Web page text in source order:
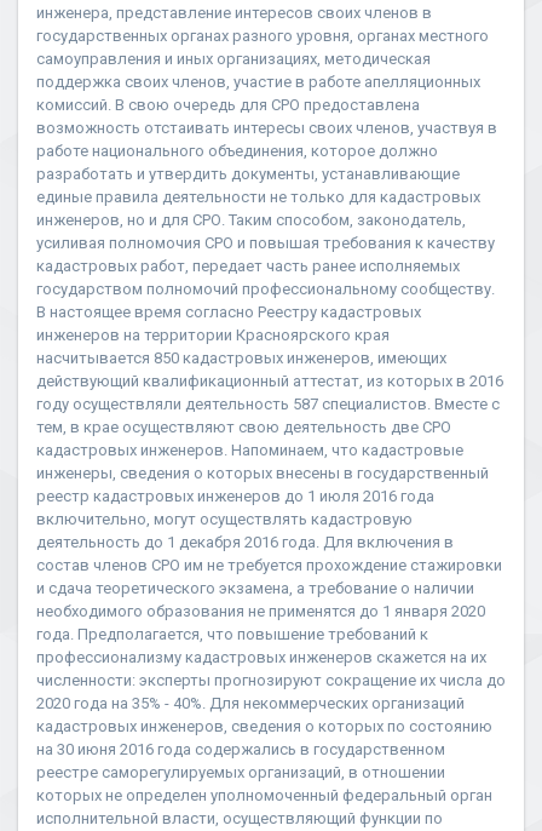
инженера, представление интересов своих членов в
государственных органах разного уровня, органах местного
самоуправления и иных организациях, методическая
поддержка своих членов, участие в работе апелляционных
комиссий. В свою очередь для СРО предоставлена
возможность отстаивать интересы своих членов, участвуя в
работе национального объединения, которое должно
разработать и утвердить документы, устанавливающие
единые правила деятельности не только для кадастровых
инженеров, но и для СРО. Таким способом, законодатель,
усиливая полномочия СРО и повышая требования к качеству
кадастровых работ, передает часть ранее исполняемых
государством полномочий профессиональному сообществу.
В настоящее время согласно Реестру кадастровых
инженеров на территории Красноярского края
насчитывается 850 кадастровых инженеров, имеющих
действующий квалификационный аттестат, из которых в 2016
году осуществляли деятельность 587 специалистов. Вместе с
тем, в крае осуществляют свою деятельность две СРО
кадастровых инженеров. Напоминаем, что кадастровые
инженеры, сведения о которых внесены в государственный
реестр кадастровых инженеров до 1 июля 2016 года
включительно, могут осуществлять кадастровую
деятельность до 1 декабря 2016 года. Для включения в
состав членов СРО им не требуется прохождение стажировки
и сдача теоретического экзамена, а требование о наличии
необходимого образования не применятся до 1 января 2020
года. Предполагается, что повышение требований к
профессионализму кадастровых инженеров скажется на их
численности: эксперты прогнозируют сокращение их числа до
2020 года на 35% - 40%. Для некоммерческих организаций
кадастровых инженеров, сведения о которых по состоянию
на 30 июня 2016 года содержались в государственном
реестре саморегулируемых организаций, в отношении
которых не определен уполномоченный федеральный орган
исполнительной власти, осуществляющий функции по